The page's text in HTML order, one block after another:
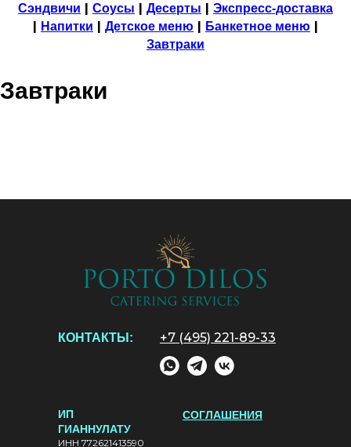
Сэндвичи | Соусы | Десерты | Экспресс-доставка
| Напитки | Детское меню | Банкетное меню |
Завтраки
Завтраки
ИП
ГИАННУЛАТУ
ИНН 772621413590
КОНТАКТЫ: +7 (495) 221-89-33
СОГЛАШЕНИЯ